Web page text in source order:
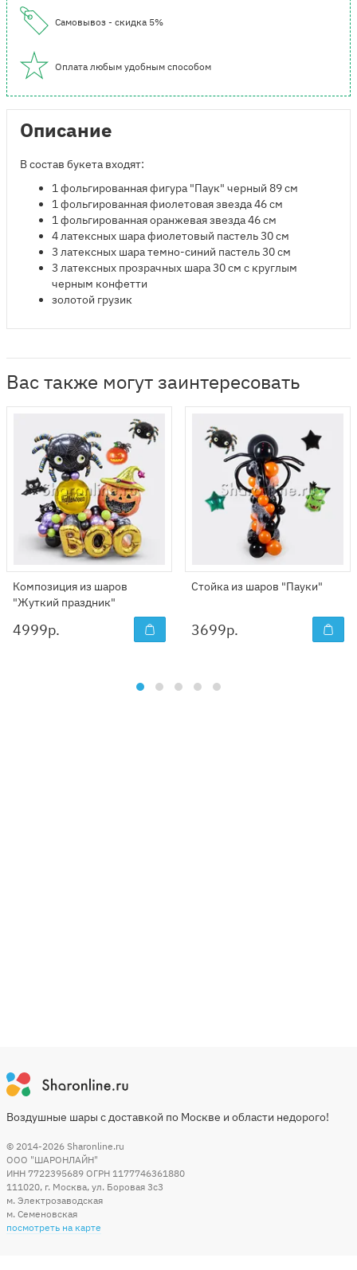
Самовывоз - скидка 5%
Оплата любым удобным способом
Описание
В состав букета входят:
1 фольгированная фигура "Паук" черный 89 см
1 фольгированная фиолетовая звезда 46 см​
1 фольгированная оранжевая звезда 46 см
4 латексных шара фиолетовый пастель 30 см
3 латексных шара темно-синий пастель 30 см
3 латексных прозрачных шара 30 см с круглым
черным конфетти
золотой грузик
Вас также могут заинтересовать
Композиция из шаров
"Жуткий праздник"
4999р.
Стойка из шаров "Пауки"
3699р.
Воздушные шары с доставкой по Москве и области недорого!
© 2014-2026 Sharonline.ru
ООО "ШАРОНЛАЙН"
ИНН 7722395689 ОГРН 1177746361880
111020, г. Москва, ул. Боровая 3c3
м. Электрозаводская
м. Семеновская
посмотреть на карте